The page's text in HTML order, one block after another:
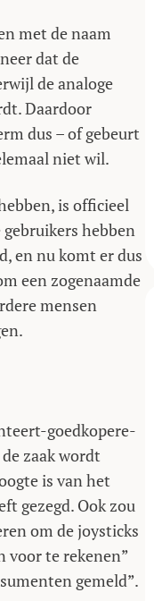
met de naam
dat de
de analoge
Daardoor
dus – of gebeurt
niet wil.
is officieel
hebben
en nu komt er dus
een zogenaamde
mensen
goedkopere-
zaak wordt
is van het
gezegd. Ook zou
om de joysticks
voor te rekenen”
gemeld”.